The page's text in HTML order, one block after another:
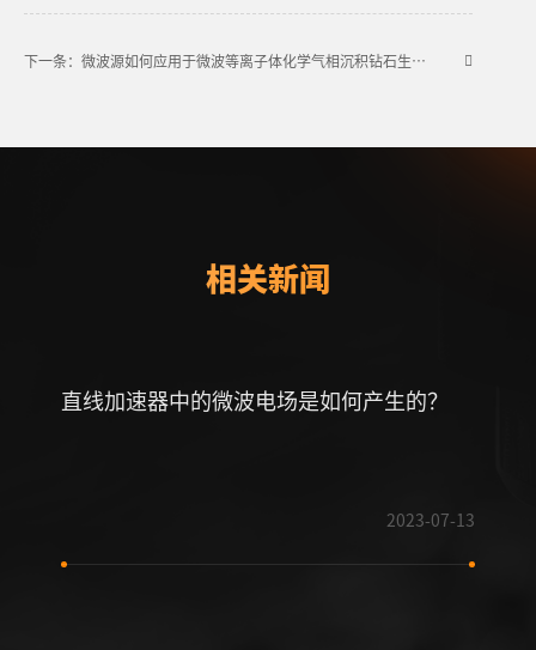
下一条：微波源如何应用于微波等离子体化学气相沉积钻石生长工艺的？
相关新闻
直线加速器中的微波电场是如何产生的？
2023-07-13